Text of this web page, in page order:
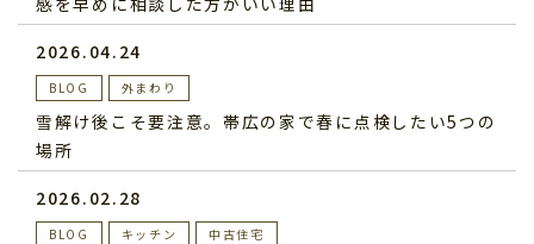
2026.04.24
BLOG 外まわり
雪解け後こそ要注意。帯広の家で春に点検したい5つの
場所
2026.02.28
BLOG キッチン 中古住宅